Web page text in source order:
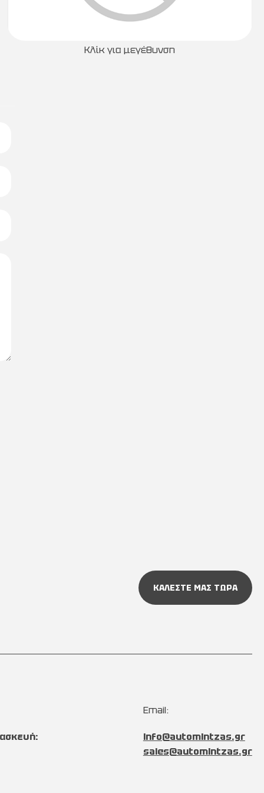
Κλίκ για μεγέθυνση
ΚΑΛΕΣΤΕ ΜΑΣ ΤΩΡΑ
Email:
info@automintzas.gr
sales@automintzas.gr